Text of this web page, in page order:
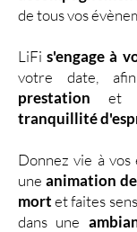
de tous vos
LiFis'engage à
votre date,
prestationet
tranquillité
Donnez vie à
une animation
mortet faites
dans une